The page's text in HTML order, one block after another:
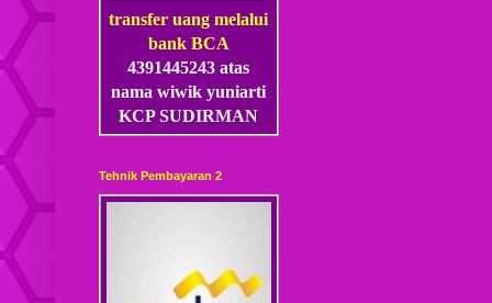
transfer uang melalui
bank BCA
4391445243 atas
nama wiwik yuniarti
KCP SUDIRMAN
Tehnik Pembayaran 2